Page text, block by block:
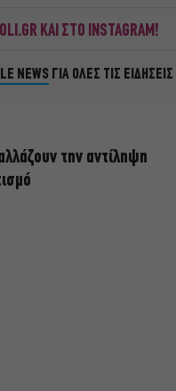
ΚΑΙ ΣΤΟ INSTAGRAM!
NEWS ΓΙΑ ΟΛΕΣ ΤΙΣ
την αντίληψη